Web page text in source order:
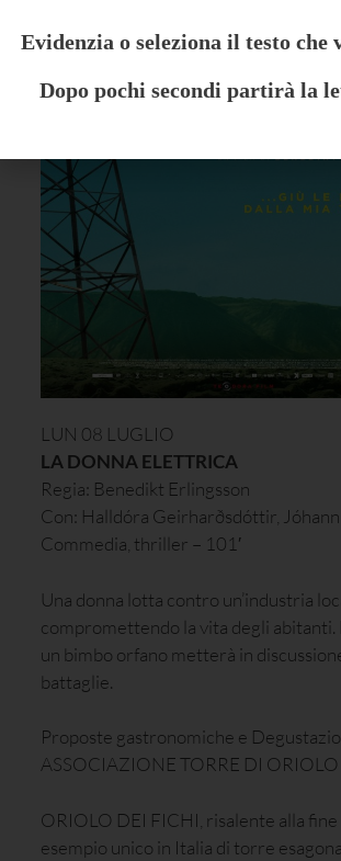
LUN 08 LUGLIO
LA DONNA ELETTRICA
Regia: Benedikt Erlingsson
Con: Halldóra Geirharðsdóttir,
Commedia, thriller – 101′
Una donna lotta contro un’industria
compromettendo la vita degli abitanti.
un bimbo orfano metterà in
battaglie.
Proposte gastronomiche e
ASSOCIAZIONE TORRE DI ORIOLO
ORIOLO DEI FICHI, risalente alla
esempio unico in Italia di torre
Evidenzia o seleziona il testo che
Dopo pochi secondi partirà la